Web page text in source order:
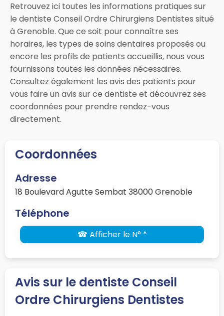
Retrouvez ici toutes les informations pratiques sur
le dentiste Conseil Ordre Chirurgiens Dentistes situé
à Grenoble. Que ce soit pour connaître ses
horaires, les types de soins dentaires proposés ou
encore les profils de patients accueillis, nous vous
fournissons toutes les données nécessaires.
Consultez également les avis des patients pour
vous faire un avis sur ce dentiste et découvrez ses
coordonnées pour prendre rendez-vous
directement.
Coordonnées
Adresse
18 Boulevard Agutte Sembat 38000 Grenoble
Téléphone
☎ Afficher le N° *
Avis sur le dentiste Conseil
Ordre Chirurgiens Dentistes